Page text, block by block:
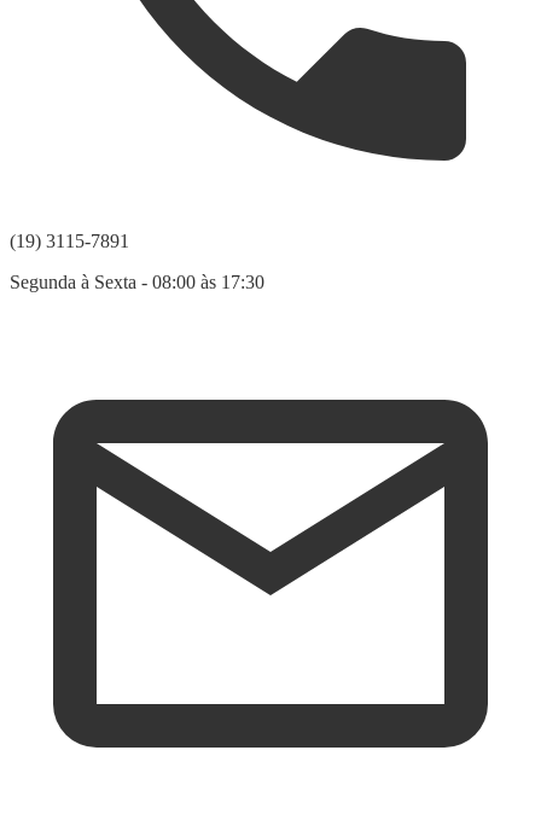
(19) 3115-7891
Segunda à Sexta - 08:00 às 17:30